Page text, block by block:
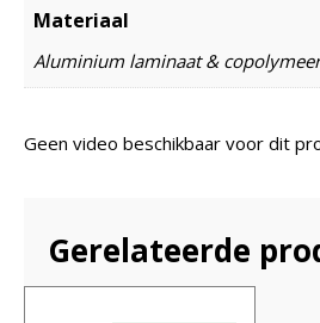
Materiaal
Aluminium laminaat & copolymeer
Geen video beschikbaar voor dit
Gerelateerde